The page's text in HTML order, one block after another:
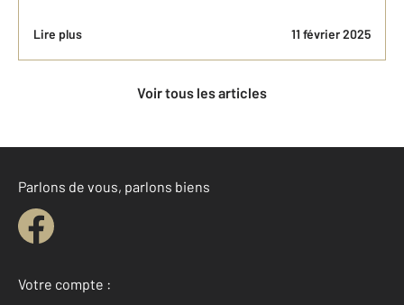
Lire plus 11 février 2025
Voir tous les articles
Parlons de vous, parlons biens
Votre compte :